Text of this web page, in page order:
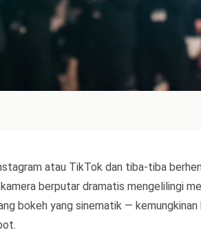
atau TikTok dan tiba-tiba
berputar dramatis mengelilingi
bokeh yang sinematik — kemungkinan